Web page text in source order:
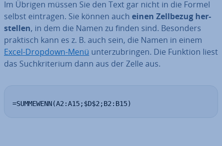
Im Übrigen müssen Sie den Text gar nicht in die Formel
selbst eintragen. Sie können auch einen Zellbezug her­
stel­len, in dem die Namen zu finden sind. Besonders
praktisch kann es z. B. auch sein, die Namen in einem
Excel-Dropdown-Menü un­ter­zu­brin­gen. Die Funktion liest
das Such­kri­te­ri­um dann aus der Zelle aus.
=SUMMEWENN(A2:A15;$D$2;B2:B15)